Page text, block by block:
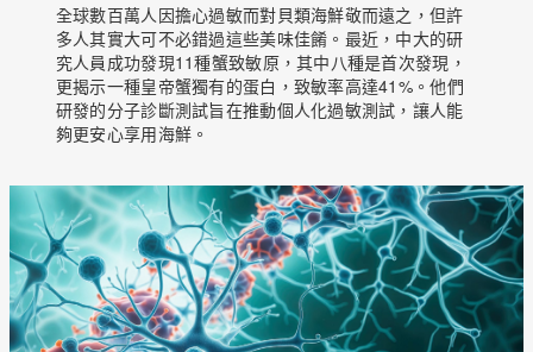
全球數百萬人因擔心過敏而對貝類海鮮敬而遠之，但許
多人其實大可不必錯過這些美味佳餚。最近，中大的研
究人員成功發現11種蟹致敏原，其中八種是首次發現，
更揭示一種皇帝蟹獨有的蛋白，致敏率高達41%。他們
研發的分子診斷測試旨在推動個人化過敏測試，讓人能
夠更安心享用海鮮。